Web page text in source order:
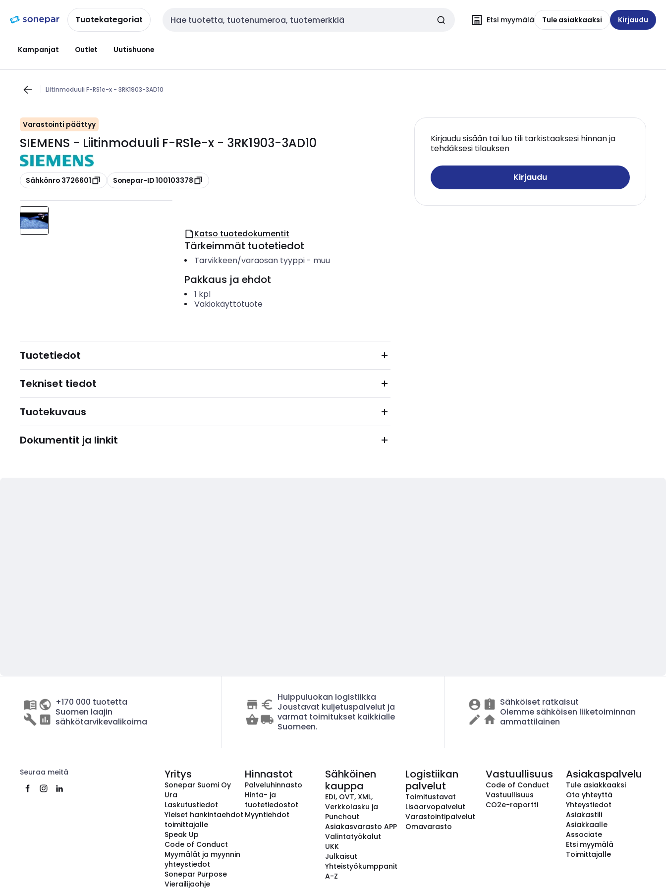
navigointiinsisältöönTuotekategoriat Haku Etsi myymälä Tule asiakkaaksi Kirjaudu
Kampanjat Outlet Uutishuone
Liitinmoduuli F-RS1e-x - 3RK1903-3AD10
Varastointi päättyy
SIEMENS - Liitinmoduuli F-RS1e-x - 3RK1903-3AD10
Kopioi
Sähkönro 3726601 Kopioi
Sonepar-ID 100103378
Kirjaudu sisään tai luo tili tarkistaaksesi hinnan ja
tehdäksesi tilauksen
Kirjaudu
Katso tuotedokumentit
Tärkeimmät tuotetiedot
Tarvikkeen/varaosan tyyppi- muu
Pakkaus ja ehdot
1 kpl
Vakiokäyttötuote
Tuotetiedot
Tekniset tiedot
Tuotekuvaus
Dokumentit ja linkit
+170 000 tuotetta
Suomen laajin
sähkötarvikevalikoima
Huippuluokan logistiikka
Joustavat kuljetuspalvelut ja
varmat toimitukset kaikkialle
Suomeen.
Sähköiset ratkaisut
Olemme sähköisen liiketoiminnan
ammattilainen
Seuraa meitä Yritys
Sonepar Suomi Oy
Ura
Laskutustiedot
Yleiset hankintaehdot
toimittajalle
Speak Up
Code of Conduct
Myymälät ja myynnin
yhteystiedot
Sonepar Purpose
Vierailijaohje
Hinnastot
Palveluhinnasto
Hinta- ja
tuotetiedostot
Myyntiehdot
Sähköinen
kauppa
EDI, OVT, XML,
Verkkolasku ja
Punchout
Asiakasvarasto APP
Valintatyökalut
UKK
Julkaisut
Yhteistyökumppanit
A-Z
Logistiikan
palvelut
Toimitustavat
Lisäarvopalvelut
Varastointipalvelut
Omavarasto
Vastuullisuus
Code of Conduct
Vastuullisuus
CO2e-raportti
Asiakaspalvelu
Tule asiakkaaksi
Ota yhteyttä
Yhteystiedot
Asiakastili
Asiakkaalle
Associate
Etsi myymälä
Toimittajalle